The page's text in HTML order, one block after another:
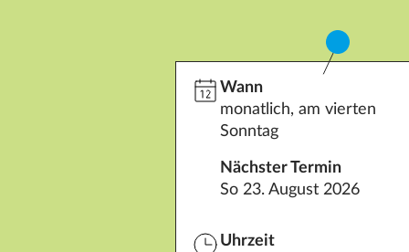
Wann
monatlich, am vierten
Sonntag
Nächster Termin
So 23. August 2026
Uhrzeit